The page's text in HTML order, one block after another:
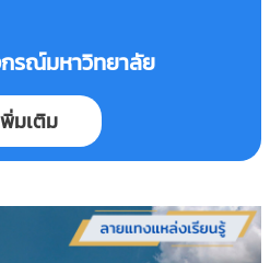
รณ์มหาวิทยาลัย
มเติม